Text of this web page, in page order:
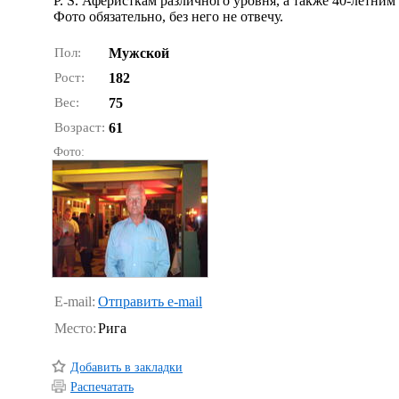
Фото обязательно, без него не отвечу.
Пол: Мужской
Рост: 182
Вес: 75
Возраст: 61
Фото:
E-mail: Отправить e-mail
Место:Рига
Добавить в закладки
Распечатать